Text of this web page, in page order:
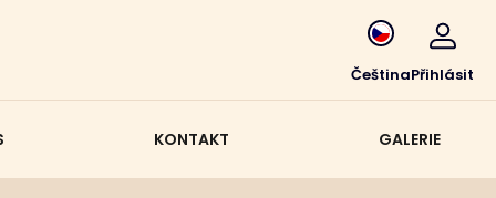
ČeštinaPřihlásit
KONTAKT GALERIE